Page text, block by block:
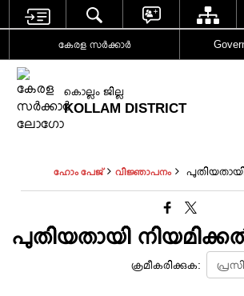
കേരള സര്‍ക്കാര്‍
കൊല്ലം ജില്ല
KOLLAM DISTRICT
ഹോം പേജ് വിജ്ഞാപനം
പുതിയതായി
ക്രമീകരിക്കുക: